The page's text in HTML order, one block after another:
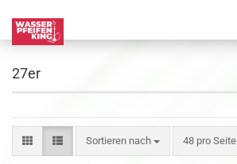
27er
Sortieren nach 48 pro Seite